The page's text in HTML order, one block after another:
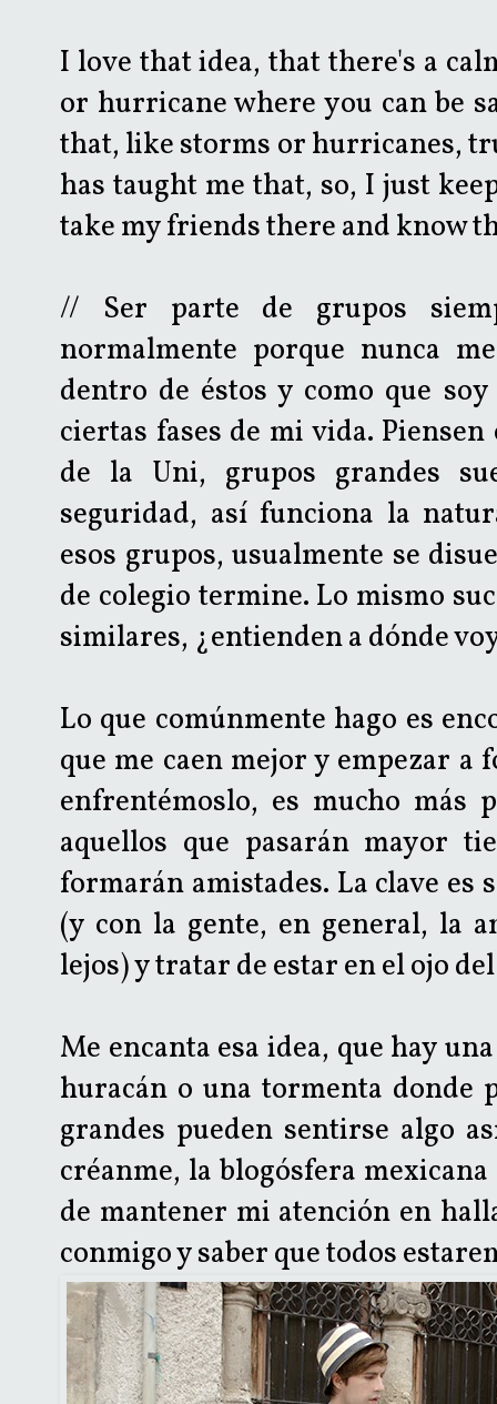
I love that idea, that there's a
or hurricane where you can be
that, like storms or hurricanes,
has taught me that, so, I just
take my friends there and know
// Ser parte de grupos
normalmente porque nunca
dentro de éstos y como que
ciertas fases de mi vida.
de la Uni, grupos grandes
seguridad, así funciona la
esos grupos, usualmente se
de colegio termine. Lo mismo
similares, ¿entienden a dónde
Lo que comúnmente hago es
que me caen mejor y empezar
enfrentémoslo, es mucho más
aquellos que pasarán mayor
formarán amistades. La clave es
(y con la gente, en general, la
lejos) y tratar de estar en el ojo
Me encanta esa idea, que hay
huracán o una tormenta donde
grandes pueden sentirse algo
créanme, la blogósfera
de mantener mi atención en
conmigo y saber que todos